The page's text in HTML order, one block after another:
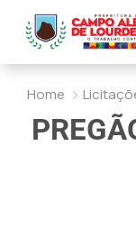
Home